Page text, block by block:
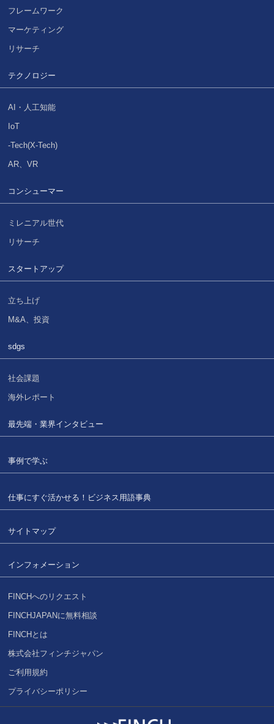
フレームワーク
マーケティング
リサーチ
テクノロジー
AI・人工知能
IoT
-Tech(X-Tech)
AR、VR
コンシューマー
ミレニアル世代
リサーチ
スタートアップ
立ち上げ
M&A、投資
sdgs
社会課題
海外レポート
最先端・業界インタビュー
事例で学ぶ
仕事にすぐ活かせる！ ビジネス用語事典
サイトマップ
インフォメーション
FINCHへのリクエスト
FINCHJAPANに無料相談
FINCHとは
株式会社フィンチジャパン
ご利用規約
プライバシーポリシー